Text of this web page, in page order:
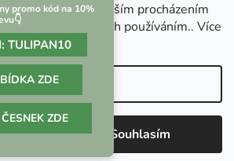
cookie. Dalším procházením
souhlas s jejich používáním.. Více
Nastavení
Souhlasím
a reklamace Kontaktní formulář
Vytvořil Shoptet
Culina Botanica
. Všechna práva
vyhrazena.
promo kód na 10%
TULIPAN10
ZDE
ZDE